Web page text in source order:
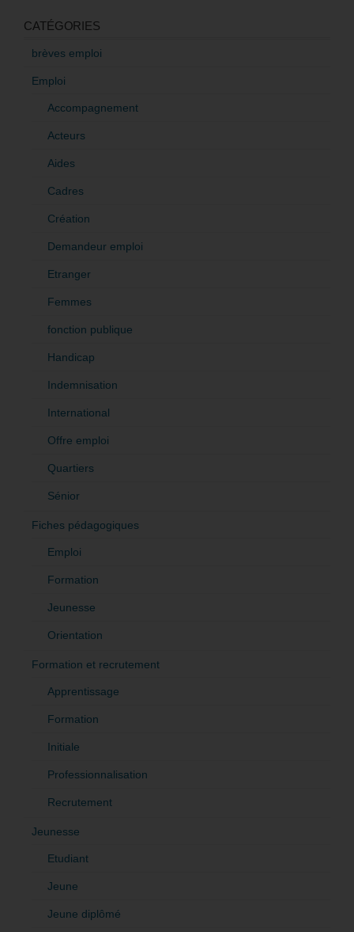
CATÉGORIES
brèves emploi
Emploi
Accompagnement
Acteurs
Aides
Cadres
Création
Demandeur emploi
Etranger
Femmes
fonction publique
Handicap
Indemnisation
International
Offre emploi
Quartiers
Sénior
Fiches pédagogiques
Emploi
Formation
Jeunesse
Orientation
Formation et recrutement
Apprentissage
Formation
Initiale
Professionnalisation
Recrutement
Jeunesse
Etudiant
Jeune
Jeune diplômé